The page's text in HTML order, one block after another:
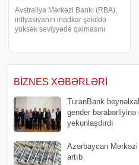
Avstraliya Mərkəzi Bankı (RBA),
inflyasiyanın inadkar şəkildə
yüksək səviyyədə qalmasını
4,35%-ə yüksəltdib. Marja xəbər
veri
BIZNES XƏBƏRLƏRI
TuranBank
gender
yekunlaşdırdı
Azərbaycan Mərkəzi
artıb